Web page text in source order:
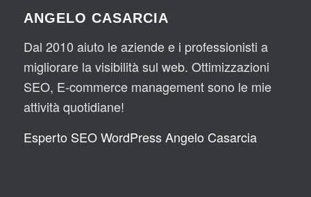
ANGELO CASARCIA
Dal 2010 aiuto le aziende e i professionisti a
migliorare la visibilità sul web. Ottimizzazioni
SEO, E-commerce management sono le mie
attività quotidiane!
Esperto SEO WordPress Angelo Casarcia